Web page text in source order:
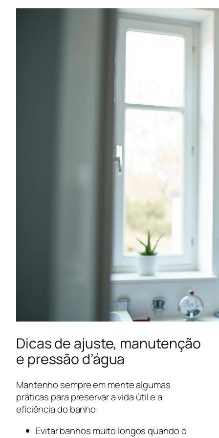
Dicas de ajuste, manutenção
e pressão d’água
Mantenho sempre em mente algumas
práticas para preservar a vida útil e a
eficiência do banho:
Evitar banhos muito longos quando o